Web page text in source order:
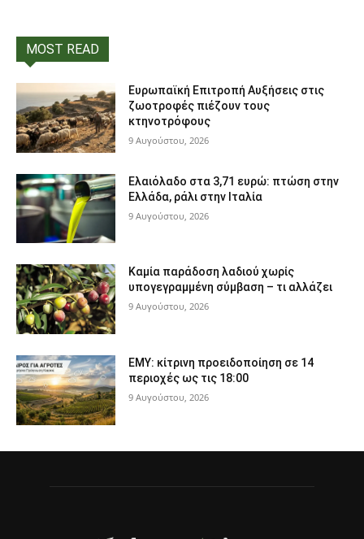
MOST READ
Ευρωπαϊκή Επιτροπή Αυξήσεις στις
ζωοτροφές πιέζουν τους
κτηνοτρόφους
9 Αυγούστου, 2026
Ελαιόλαδο στα 3,71 ευρώ: πτώση στην
Ελλάδα, ράλι στην Ιταλία
9 Αυγούστου, 2026
Καμία παράδοση λαδιού χωρίς
υπογεγραμμένη σύμβαση – τι αλλάζει
9 Αυγούστου, 2026
ΕΜΥ: κίτρινη προειδοποίηση σε 14
περιοχές ως τις 18:00
9 Αυγούστου, 2026